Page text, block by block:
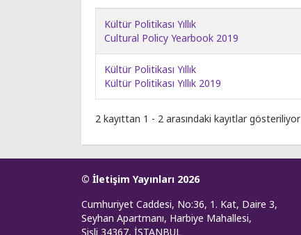
Kültür Politikası Yıllık
Cultural Policy Yearbook 2019
Kültür Politikası Yıllık
Kültür Politikası Yıllık 2019
2 kayıttan 1 - 2 arasındaki kayıtlar gösteriliyor
© İletişim Yayınları 2026
Cumhuriyet Caddesi, No:36, 1. Kat, Daire 3,
Seyhan Apartmanı, Harbiye Mahallesi,
Şişli 34367, İSTANBUL